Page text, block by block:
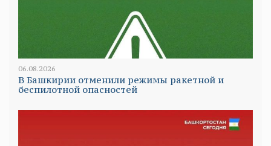
06.08.2026
В Башкирии отменили режимы ракетной и
беспилотной опасностей